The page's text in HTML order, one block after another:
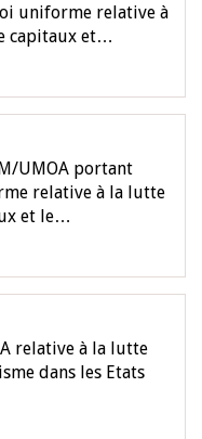
uniforme relative à
capitaux et…
UMOA portant
relative à la lutte
et le…
relative à la lutte
dans les Etats